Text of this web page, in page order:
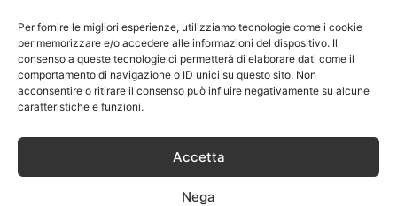
Per fornire le migliori esperienze, utilizziamo tecnologie come i cookie
per memorizzare e/o accedere alle informazioni del dispositivo. Il
consenso a queste tecnologie ci permetterà di elaborare dati come il
comportamento di navigazione o ID unici su questo sito. Non
acconsentire o ritirare il consenso può influire negativamente su alcune
caratteristiche e funzioni.
Accetta
Nega